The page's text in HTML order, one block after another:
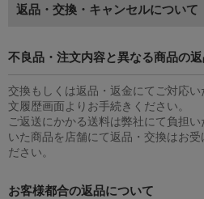
返品・交換・キャンセルについて
不良品・注文内容と異なる商品の
交換もしくは返品・返金にてご対応い
文履歴画面よりお手続きください。
ご返送にかかる送料は弊社にて負担
いた商品を店舗にて返品・交換はお
ださい。
お客様都合の返品について